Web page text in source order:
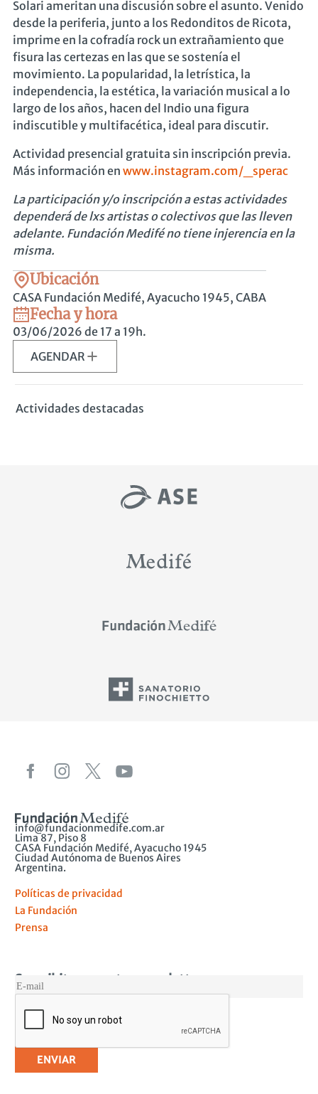
Solari ameritan una discusión sobre el asunto. Venido
desde la periferia, junto a los Redonditos de Ricota,
imprime en la cofradía rock un extrañamiento que
fisura las certezas en las que se sostenía el
movimiento. La popularidad, la letrística, la
independencia, la estética, la variación musical a lo
largo de los años, hacen del Indio una figura
indiscutible y multifacética, ideal para discutir.
Actividad presencial gratuita sin inscripción previa.
Más información en www.instagram.com/_sperac
La participación y/o inscripción a estas actividades
dependerá de lxs artistas o colectivos que las lleven
adelante. Fundación Medifé no tiene injerencia en la
misma.
Ubicación
CASA Fundación Medifé, Ayacucho 1945, CABA
Fecha y hora
03/06/2026 de 17 a 19h.
AGENDAR
Actividades destacadas
info@fundacionmedife.com.ar
Lima 87, Piso 8
CASA Fundación Medifé, Ayacucho 1945
Ciudad Autónoma de Buenos Aires
Argentina.
Políticas de privacidad
La Fundación
Prensa
Suscribite a nuestro newsletter